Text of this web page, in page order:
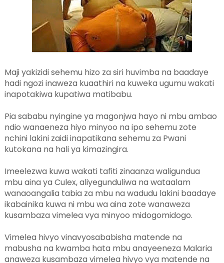
Maji yakizidi sehemu hizo za siri huvimba na baadaye
hadi ngozi inaweza kuaathiri na kuweka ugumu wakati
inapotakiwa kupatiwa matibabu.
Pia sababu nyingine ya magonjwa hayo ni mbu ambao
ndio wanaeneza hiyo minyoo na ipo sehemu zote
nchini lakini zaidi inapatikana sehemu za Pwani
kutokana na hali ya kimazingira.
Imeelezwa kuwa wakati tafiti zinaanza waligundua
mbu aina ya Culex, aliyegunduliwa na wataalam
wanaoangalia tabia za mbu na wadudu lakini baadaye
ikabainika kuwa ni mbu wa aina zote wanaweza
kusambaza vimelea vya minyoo midogomidogo.
Vimelea hivyo vinavyosababisha matende na
mabusha na kwamba hata mbu anayeeneza Malaria
anaweza kusambaza vimelea hivyo vya matende na